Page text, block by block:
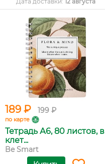
189 ₽ 199 ₽
по карте
Тетрадь А6, 80 листов, в
клет...
Be Smart